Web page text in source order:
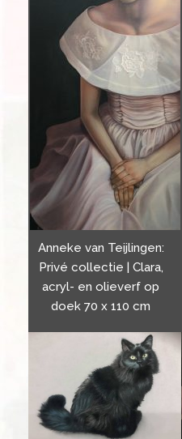
Anneke van Teijlingen:
Privé collectie | Clara,
acryl- en olieverf op
doek 70 x 110 cm